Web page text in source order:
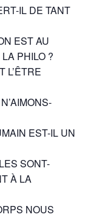
IL DE TANT
EST AU
PHILO ?
L’ÊTRE
EST-IL UN
SONT-
À LA
NOUS